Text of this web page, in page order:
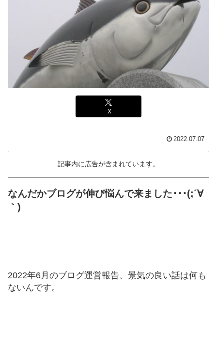
X
2022.07.07
記事内に広告が含まれています。
なんだかブログが伸び悩んで来ました･･･(;´∀
｀)
2022年6月のブログ運営報告、景気の良い話は何も
ないんです。